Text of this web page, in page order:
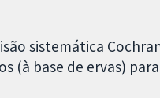
sistemática
(à base de ervas)